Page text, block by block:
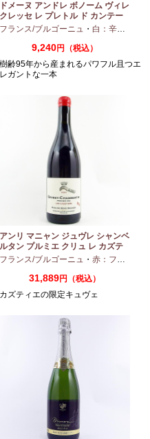
ドネ
ドメーヌ アンドレ ボノーム ヴィレ
クレッセ レ プレトル ド カンテー
ヌ 2023 750ml
フランス/ブルゴーニュ ・ 白：辛口
9,240円（税込）
樹齢95年から産まれるパワフル且つエ
レガントな一本
アンリ マニャン ジュヴレ シャンベ
ルタン プルミエ クリュ レ カズテ
ィエ エルバージュ 24 モワ 2023
フランス/ブルゴーニュ ・ 赤：フルボディ
31,889円（税込）
カズティエの限定キュヴェ